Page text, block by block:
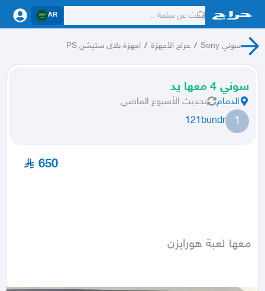
AR
سوني Sony / حراج الأجهزة / اجهزة بلاي ستيشن PS
سوني 4 معها يد
الدمام تحديث الأسبوع الماضي
1
121bundr
650
معها لعبة هورايزن